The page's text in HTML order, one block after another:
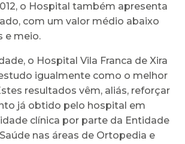
o Hospital também apresenta
com um valor médio abaixo
e meio.
o Hospital Vila Franca de Xira
igualmente como o melhor
resultados vêm, aliás, reforçar
já obtido pelo hospital em
clínica por parte da Entidade
nas áreas de Ortopedia e